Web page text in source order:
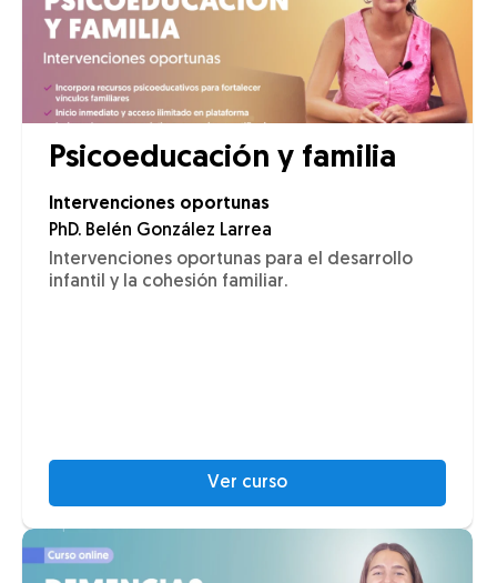
Psicoeducación y familia
Intervenciones oportunas
PhD. Belén González Larrea
Intervenciones oportunas para el desarrollo
infantil y la cohesión familiar.
Ver curso